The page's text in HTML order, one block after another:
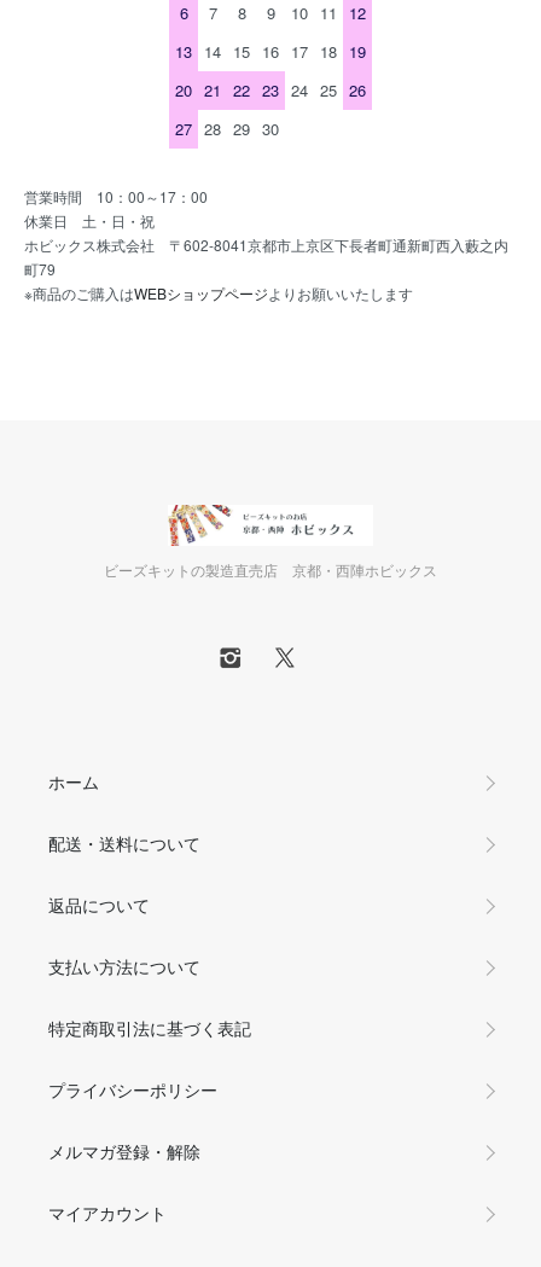
6
7 8 9 10 11
12
13 14 15 16 17 18 19
20 21 22 23 24 25 26
27 28 29 30
営業時間 10：00～17：00
休業日 土・日・祝
ホビックス株式会社 〒602-8041京都市上京区下長者町通新町西入藪之内
町79
※商品のご購入はWEBショップページよりお願いいたします
ビーズキットの製造直売店 京都・西陣ホビックス
ホーム
配送・送料について
返品について
支払い方法について
特定商取引法に基づく表記
プライバシーポリシー
メルマガ登録・解除
マイアカウント